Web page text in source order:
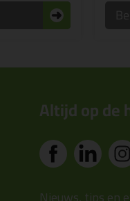
Altijd op de